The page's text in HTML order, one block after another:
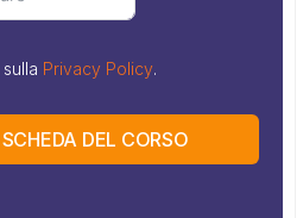
Privacy Policy.
DEL CORSO